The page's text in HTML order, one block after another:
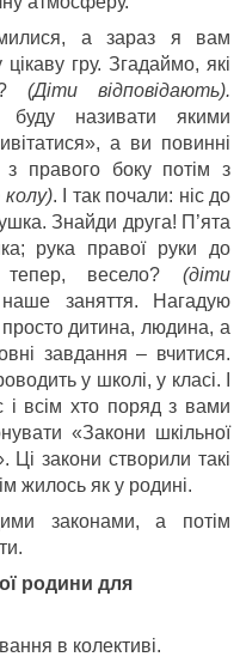
а зараз я вам
гру. Згадаймо, які
(Діти відповідають).
буду називати якими
а ви повинні
правого боку потім з
. І так почали: ніс до
Знайди друга! П’ята
рука правої руки до
весело? (діти
заняття. Нагадую
дитина, людина, а
завдання – вчитися.
у школі, у класі. І
всім хто поряд з вами
«Закони шкільної
Ці закони створили такі
жилось як у родині.
законами, а потім
родини для
в колективі.